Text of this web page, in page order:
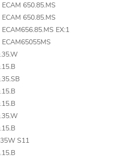
650.85.MS
650.85.MS
EX:1
S11